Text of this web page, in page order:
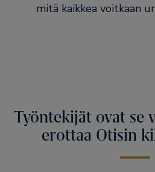
mitä kaikkea voitkaan
Työntekijät ovat se
erottaa Otisin